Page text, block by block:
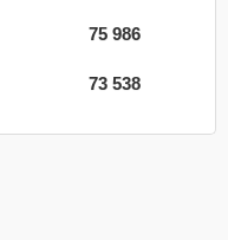
75 986
73 538